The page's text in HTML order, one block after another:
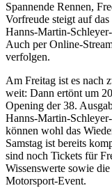
Spannende Rennen,
Vorfreude steigt auf
Hanns-Martin-
Auch per Online-
verfolgen.
Am Freitag ist es nach
weit: Dann ertönt um
Opening der 38.
Hanns-Martin-
können wohl das
Samstag ist bereits
sind noch Tickets für
Wissenswerte sowie
Motorsport-Event.